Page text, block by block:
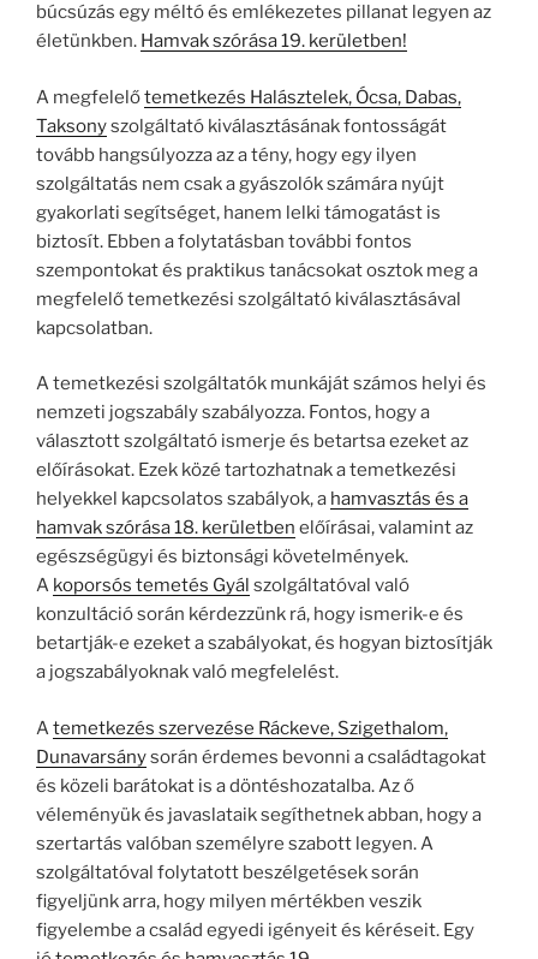
búcsúzás egy méltó és emlékezetes pillanat legyen az
életünkben. Hamvak szórása 19. kerületben!
A megfelelőtemetkezés Halásztelek, Ócsa, Dabas,
Taksonyszolgáltató kiválasztásának fontosságát
tovább hangsúlyozza az a tény, hogy egy ilyen
szolgáltatás nem csak a gyászolók számára nyújt
gyakorlati segítséget, hanem lelki támogatást is
biztosít. Ebben a folytatásban további fontos
szempontokat és praktikus tanácsokat osztok meg a
megfelelő temetkezési szolgáltató kiválasztásával
kapcsolatban.
A temetkezési szolgáltatók munkáját számos helyi és
nemzeti jogszabály szabályozza. Fontos, hogy a
választott szolgáltató ismerje és betartsa ezeket az
előírásokat. Ezek közé tartozhatnak a temetkezési
helyekkel kapcsolatos szabályok, a hamvasztás és a
hamvak szórása 18. kerületben előírásai, valamint az
egészségügyi és biztonsági követelmények.
A koporsós temetés Gyál szolgáltatóval való
konzultáció során kérdezzünk rá, hogy ismerik-e és
betartják-e ezeket a szabályokat, és hogyan biztosítják
a jogszabályoknak való megfelelést.
Atemetkezés szervezése Ráckeve, Szigethalom,
Dunavarsánysorán érdemes bevonni a családtagokat
és közeli barátokat is a döntéshozatalba. Az ő
véleményük és javaslataik segíthetnek abban, hogy a
szertartás valóban személyre szabott legyen. A
szolgáltatóval folytatott beszélgetések során
figyeljünk arra, hogy milyen mértékben veszik
figyelembe a család egyedi igényeit és kéréseit. Egy